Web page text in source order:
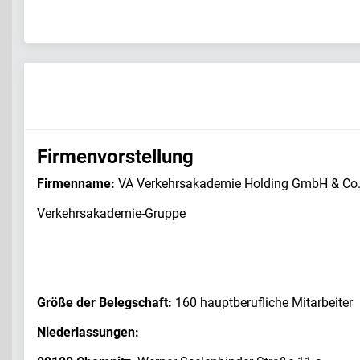
Firmenvorstellung
Firmenname: VA Verkehrsakademie Holding GmbH &
Verkehrsakademie-Gruppe
Größe der Belegschaft: 160 hauptberufliche Mitarbeiter
Niederlassungen: